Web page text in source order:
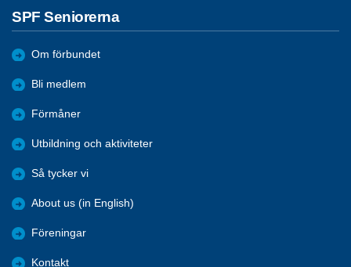
SPF Seniorerna
Om förbundet
Bli medlem
Förmåner
Utbildning och aktiviteter
Så tycker vi
About us (in English)
Föreningar
Kontakt